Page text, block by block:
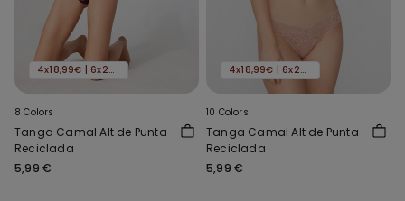
4x18,99€ | 6x24,99€
8 Colors
Tanga Camal Alt de Punta
Reciclada
5,99 €
4x18,99€ | 6x24,99€
10 Colors
Tanga Camal Alt de Punta
Reciclada
5,99 €